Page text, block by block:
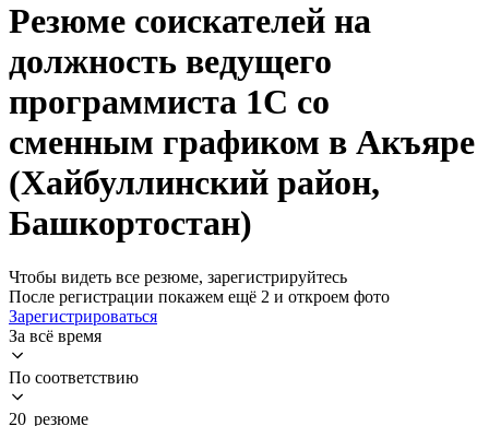
Резюме соискателей на
должность ведущего
программиста 1C со
сменным графиком в Акъяре
(Хайбуллинский район,
Башкортостан)
Чтобы видеть все резюме, зарегистрируйтесь
После регистрации покажем ещё 2 и откроем фото
Зарегистрироваться
За всё время
По соответствию
20 резюме